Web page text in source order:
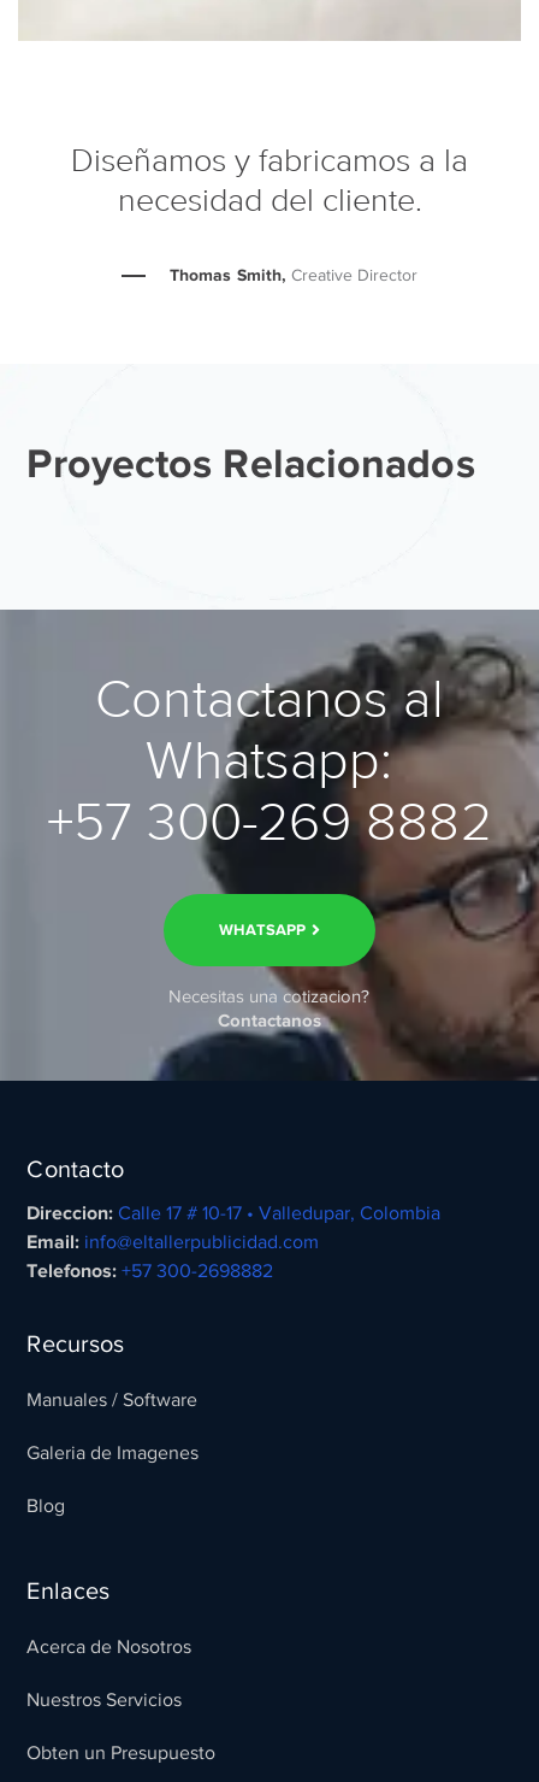
Diseñamos y fabricamos a la
necesidad del cliente.
Thomas Smith, Creative Director
Proyectos Relacionados
Contactanos al
Whatsapp:
+57 300-269 8882
WHATSAPP
Necesitas una cotizacion?
Contactanos
Contacto
Direccion: Calle 17 # 10-17 • Valledupar, Colombia
Email: info@eltallerpublicidad.com
Telefonos: +57 300-2698882
Recursos
Manuales / Software
Galeria de Imagenes
Blog
Enlaces
Acerca de Nosotros
Nuestros Servicios
Obten un Presupuesto